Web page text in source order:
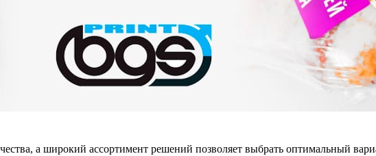
а широкий ассортимент решений позволяет выбрать оптимальный